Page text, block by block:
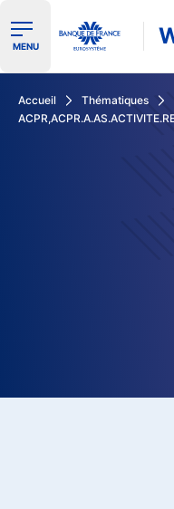
Ouvrir le menu de
MENU
Accueil
Thématiques